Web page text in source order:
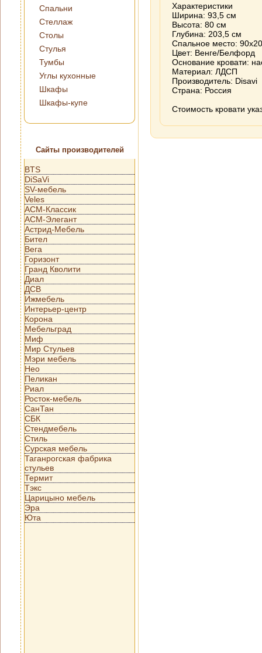
Спальни
Стеллаж
Столы
Стулья
Тумбы
Углы кухонные
Шкафы
Шкафы-купе
Сайты производителей
BTS
DiSaVi
SV-мебель
Veles
АСМ-Классик
АСМ-Элегант
Астрид-Мебель
Бител
Вега
Горизонт
Гранд Кволити
Диал
ДСВ
Ижмебель
Интерьер-центр
Корона
Мебельград
Миф
Мир Стульев
Мэри мебель
Нео
Пеликан
Риал
Росток-мебель
СанТан
СБК
Стендмебель
Стиль
Сурская мебель
Таганрогская фабрика
стульев
Термит
Тэкс
Царицыно мебель
Эра
Юта
Характеристики
Ширина: 93,5 см
Высота: 80 см
Глубина: 203,5 см
Спальное место:
Цвет: Венге/Белфорд
Основание кровати:
Материал: ЛДСП
Производитель: Disavi
Страна: Россия
Стоимость кровати